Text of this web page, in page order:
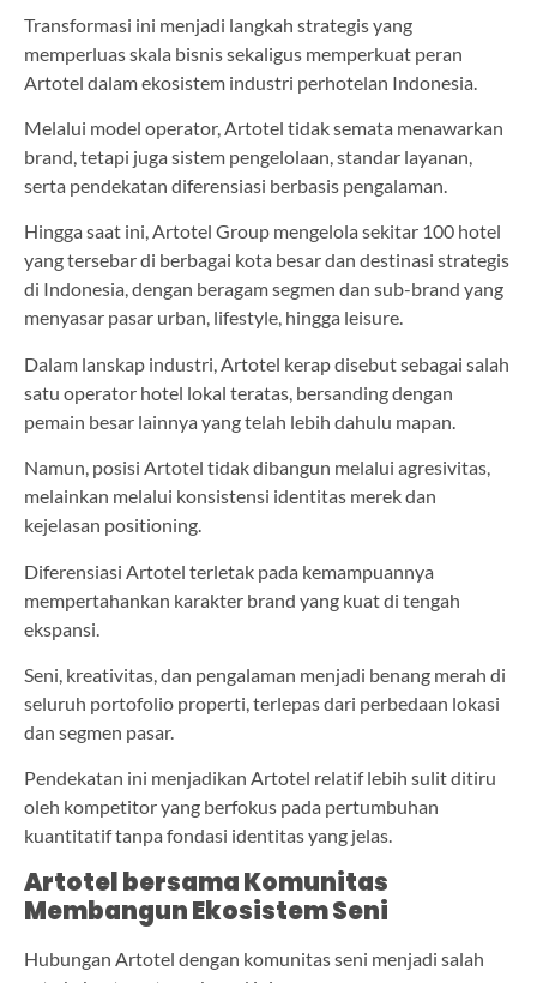
Transformasi ini menjadi langkah strategis yang
memperluas skala bisnis sekaligus memperkuat peran
Artotel dalam ekosistem industri perhotelan Indonesia.
Melalui model operator, Artotel tidak semata menawarkan
brand, tetapi juga sistem pengelolaan, standar layanan,
serta pendekatan diferensiasi berbasis pengalaman.
Hingga saat ini, Artotel Group mengelola sekitar 100 hotel
yang tersebar di berbagai kota besar dan destinasi strategis
di Indonesia, dengan beragam segmen dan sub-brand yang
menyasar pasar urban, lifestyle, hingga leisure.
Dalam lanskap industri, Artotel kerap disebut sebagai salah
satu operator hotel lokal teratas, bersanding dengan
pemain besar lainnya yang telah lebih dahulu mapan.
Namun, posisi Artotel tidak dibangun melalui agresivitas,
melainkan melalui konsistensi identitas merek dan
kejelasan positioning.
Diferensiasi Artotel terletak pada kemampuannya
mempertahankan karakter brand yang kuat di tengah
ekspansi.
Seni, kreativitas, dan pengalaman menjadi benang merah di
seluruh portofolio properti, terlepas dari perbedaan lokasi
dan segmen pasar.
Pendekatan ini menjadikan Artotel relatif lebih sulit ditiru
oleh kompetitor yang berfokus pada pertumbuhan
kuantitatif tanpa fondasi identitas yang jelas.
Artotel bersama Komunitas
Membangun Ekosistem Seni
Hubungan Artotel dengan komunitas seni menjadi salah